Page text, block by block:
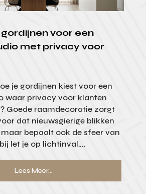
gordijnen voor een
met privacy voor
je gordijnen kiest voor een
waar privacy voor klanten
Goede raamdecoratie zorgt
dat nieuwsgierige blikken
bepaalt ook de sfeer van
let je op lichtinval,...
Lees Meer...